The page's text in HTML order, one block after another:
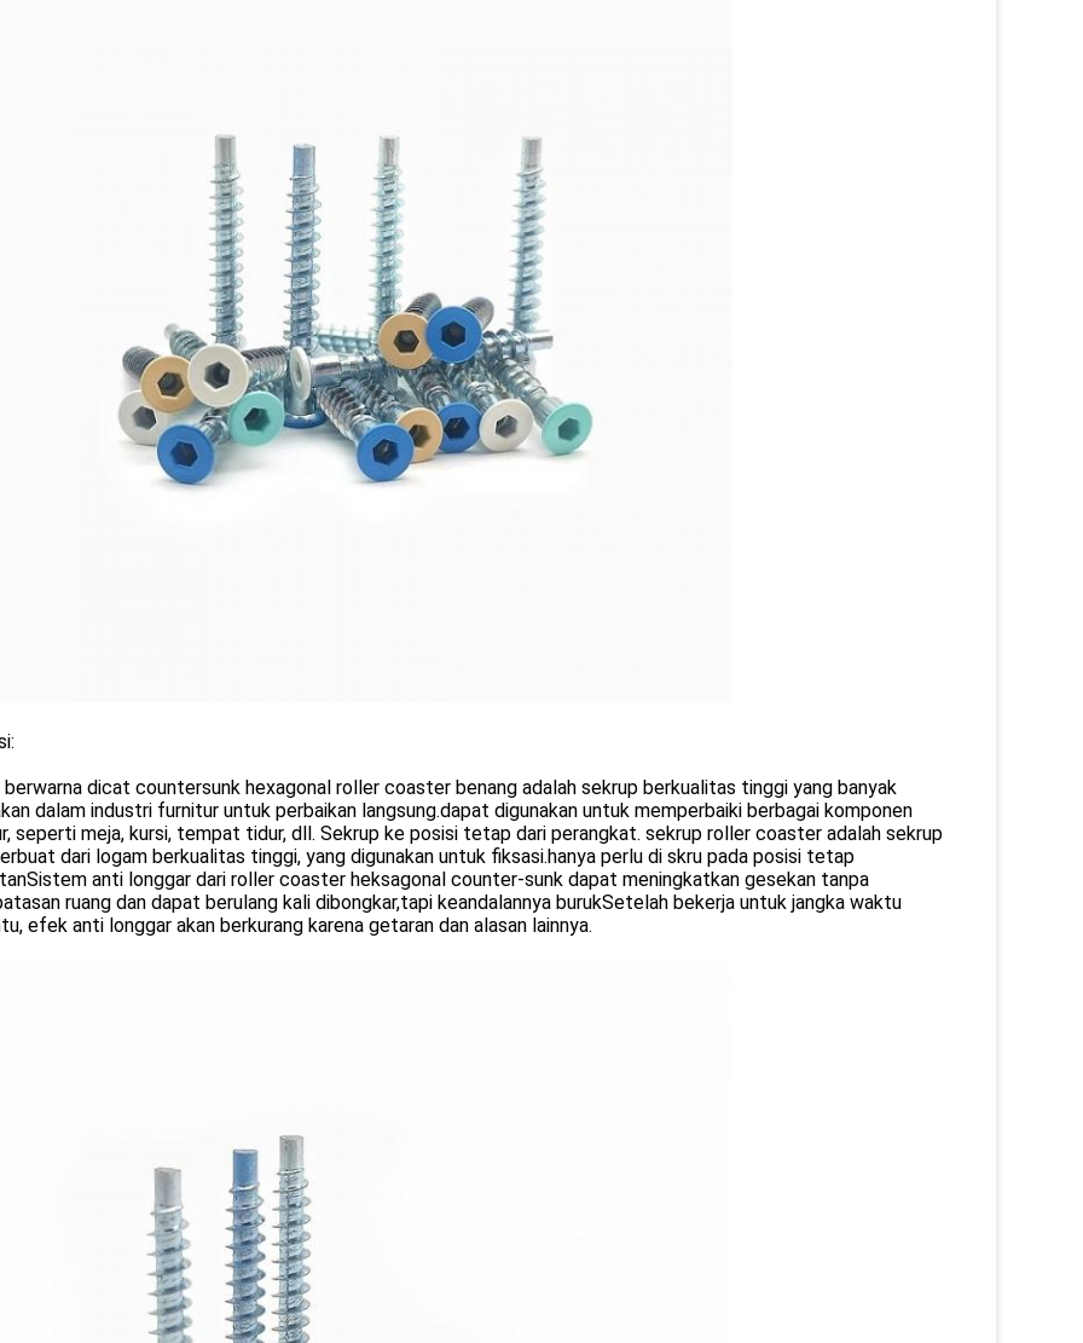
berwarna dicat countersunk hexagonal roller coaster benang adalah sekrup berkualitas tinggi yang banyak
dalam industri furnitur untuk perbaikan langsung.dapat digunakan untuk memperbaiki berbagai komponen
seperti meja, kursi, tempat tidur, dll. Sekrup ke posisi tetap dari perangkat. sekrup roller coaster adalah sekrup
dari logam berkualitas tinggi, yang digunakan untuk fiksasi.hanya perlu di skru pada posisi tetap
anti longgar dari roller coaster heksagonal counter-sunk dapat meningkatkan gesekan tanpa
ruang dan dapat berulang kali dibongkar,tapi keandalannya burukSetelah bekerja untuk jangka waktu
efek anti longgar akan berkurang karena getaran dan alasan lainnya.